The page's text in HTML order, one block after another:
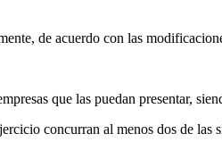
de acuerdo con las
que las puedan presentar,
concurran al menos dos de las